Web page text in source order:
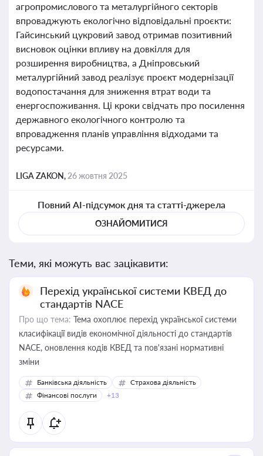
агропромислового та металургійного секторів
впроваджують екологічно відповідальні проєкти:
Гайсинський цукровий завод отримав позитивний
висновок оцінки впливу на довкілля для
розширення виробництва, а Дніпровський
металургійний завод реалізує проєкт модернізації
водопостачання для зниження втрат води та
енергоспоживання. Ці кроки свідчать про посилення
державного екологічного контролю та
впровадження планів управління відходами та
ресурсами.
LIGA ZAKON, 26 жовтня 2025
Повний AI-підсумок дня та статті-джерела
ОЗНАЙОМИТИСЯ
Теми, які можуть вас зацікавити:
Перехід української системи КВЕД до
стандартів NACE
Про що тема: Тема охоплює перехід української системи
класифікації видів економічної діяльності до стандартів
NACE, оновлення кодів КВЕД та пов'язані нормативні
зміни
Банківська діяльність
Страхова діяльність
Фінансові послуги
+13